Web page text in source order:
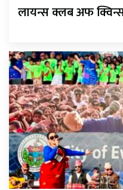
लायन्स क्लब अफ क्विन्स